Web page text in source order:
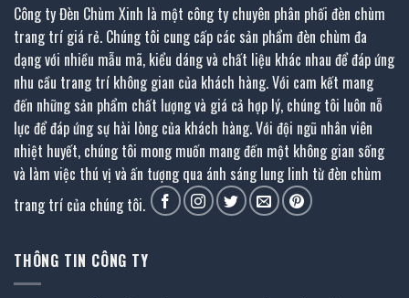
Công ty Đèn Chùm Xinh là một công ty chuyên phân phối đèn chùm
trang trí giá rẻ. Chúng tôi cung cấp các sản phẩm đèn chùm đa
dạng với nhiều mẫu mã, kiểu dáng và chất liệu khác nhau để đáp ứng
nhu cầu trang trí không gian của khách hàng. Với cam kết mang
đến những sản phẩm chất lượng và giá cả hợp lý, chúng tôi luôn nỗ
lực để đáp ứng sự hài lòng của khách hàng. Với đội ngũ nhân viên
nhiệt huyết, chúng tôi mong muốn mang đến một không gian sống
và làm việc thú vị và ấn tượng qua ánh sáng lung linh từ đèn chùm
trang trí của chúng tôi.
THÔNG TIN CÔNG TY